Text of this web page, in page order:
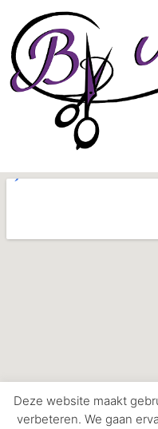
Deze website maakt
verbeteren. We gaan